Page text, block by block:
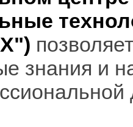
знания и